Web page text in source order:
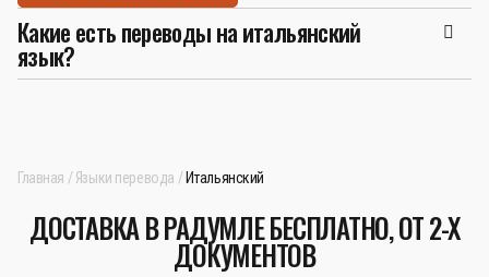
Какие есть переводы на итальянский
язык?
Главная Языки перевода Итальянский
ДОСТАВКА В РАДУМЛЕ БЕСПЛАТНО, ОТ 2-Х
ДОКУМЕНТОВ